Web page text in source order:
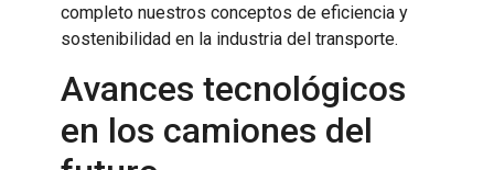
completo nuestros conceptos de eficiencia y
sostenibilidad en la industria del transporte.
Avances tecnológicos
en los camiones del